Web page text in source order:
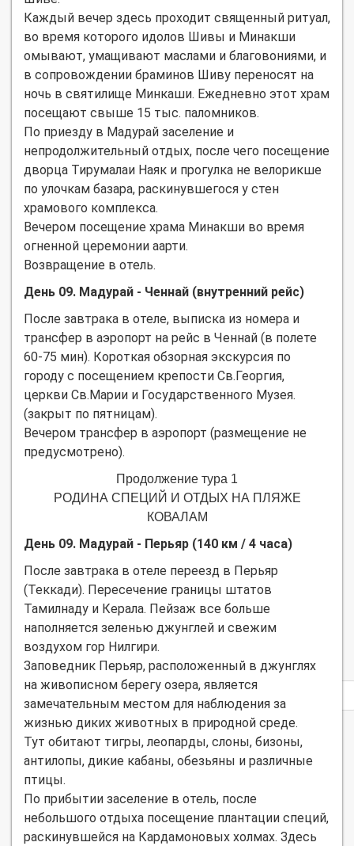
Каждый вечер здесь проходит священный ритуал,
во время которого идолов Шивы и Минакши
омывают, умащивают маслами и благовониями, и
в сопровождении браминов Шиву переносят на
ночь в святилище Минкаши. Ежедневно этот храм
посещают свыше 15 тыс. паломников.
По приезду в Мадурай заселение и
непродолжительный отдых, после чего посещение
дворца Тирумалаи Наяк и прогулка не велорикше
по улочкам базара, раскинувшегося у стен
храмового комплекса.
Вечером посещение храма Минакши во время
огненной церемонии аарти.
Возвращение в отель.
День 09. Мадурай - Ченнай (внутренний рейс)
После завтрака в отеле, выписка из номера и
трансфер в аэропорт на рейс в Ченнай (в полете
60-75 мин). Короткая обзорная экскурсия по
городу с посещением крепости Св.Георгия,
церкви Св.Марии и Государственного Музея.
(закрыт по пятницам).
Вечером трансфер в аэропорт (размещение не
предусмотрено).
Продолжение тура 1
РОДИНА СПЕЦИЙ И ОТДЫХ НА ПЛЯЖЕ
КОВАЛАМ
День 09. Мадурай - Перьяр (140 км / 4 часа)
После завтрака в отеле переезд в Перьяр
(Теккади). Пересечение границы штатов
Тамилнаду и Керала. Пейзаж все больше
наполняется зеленью джунглей и свежим
воздухом гор Нилгири.
Заповедник Перьяр, расположенный в джунглях
на живописном берегу озера, является
замечательным местом для наблюдения за
жизнью диких животных в природной среде.
Тут обитают тигры, леопарды, слоны, бизоны,
антилопы, дикие кабаны, обезьяны и различные
птицы.
По прибытии заселение в отель, после
небольшого отдыха посещение плантации специй,
раскинувшейся на Кардамоновых холмах. Здесь
notice